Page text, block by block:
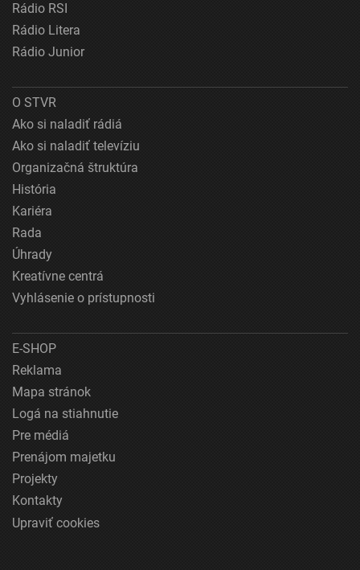
Rádio RSI
Rádio Litera
Rádio Junior
O STVR
Ako si naladiť rádiá
Ako si naladiť televíziu
Organizačná štruktúra
História
Kariéra
Rada
Úhrady
Kreatívne centrá
Vyhlásenie o prístupnosti
E-SHOP
Reklama
Mapa stránok
Logá na stiahnutie
Pre médiá
Prenájom majetku
Projekty
Kontakty
Upraviť cookies